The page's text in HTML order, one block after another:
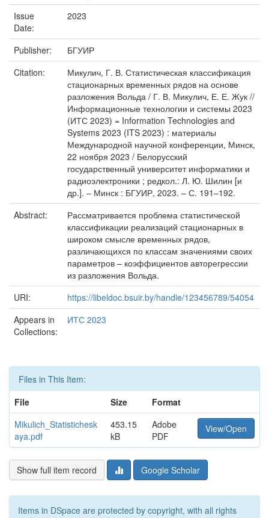
Issue
Date:
2023
Publisher:
БГУИР
Citation:
Микулич, Г. В. Статистическая классификация
стационарных временных рядов на основе
разложения Вольда / Г. В. Микулич, Е. Е. Жук //
Информационные технологии и системы 2023
(ИТС 2023) = Information Technologies and
Systems 2023 (ITS 2023) : материалы
Международной научной конференции, Минск,
22 ноября 2023 / Белорусский
государственный университет информатики и
радиоэлектроники ; редкол.: Л. Ю. Шилин [и
др.]. – Минск : БГУИР, 2023. – С. 191–192.
Abstract:
Рассматривается проблема статистической
классификации реализаций стационарных в
широком смысле временных рядов,
различающихся по классам значениями своих
параметров – коэффициентов авторегрессии
из разложения Вольда.
URI:
https://libeldoc.bsuir.by/handle/123456789/54054
Appears in
Collections:
ИТС 2023
Files in This Item:
File
Size
Format
Mikulich_Statistichesk
aya.pdf
453.15
kB
Adobe
PDF
View/Open
Show full item record Google Scholar
Items in DSpace are protected by copyright, with all rights